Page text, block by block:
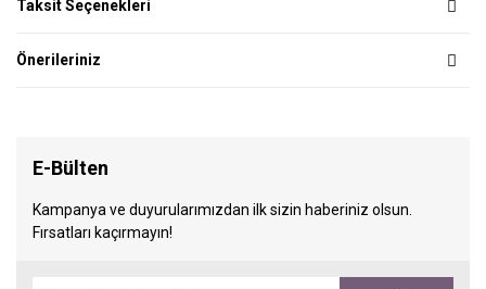
Taksit Seçenekleri
Önerileriniz
E-Bülten
Kampanya ve duyurularımızdan ilk sizin haberiniz olsun.
Fırsatları kaçırmayın!